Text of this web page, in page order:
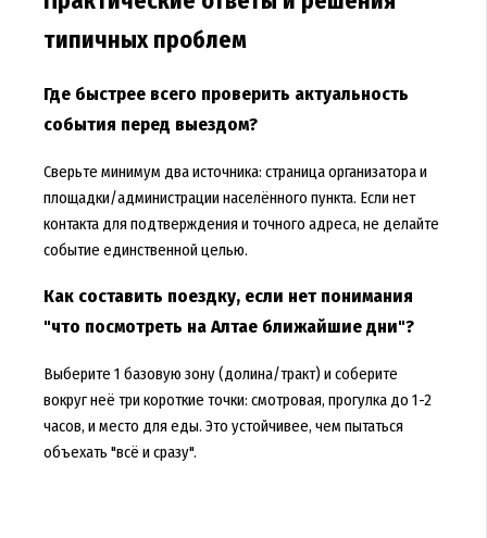
типичных проблем
Где быстрее всего проверить актуальность
события перед выездом?
Сверьте минимум два источника: страница организатора и
площадки/администрации населённого пункта. Если нет
контакта для подтверждения и точного адреса, не делайте
событие единственной целью.
Как составить поездку, если нет понимания
"что посмотреть на Алтае ближайшие дни"?
Выберите 1 базовую зону (долина/тракт) и соберите
вокруг неё три короткие точки: смотровая, прогулка до 1-2
часов, и место для еды. Это устойчивее, чем пытаться
объехать "всё и сразу".